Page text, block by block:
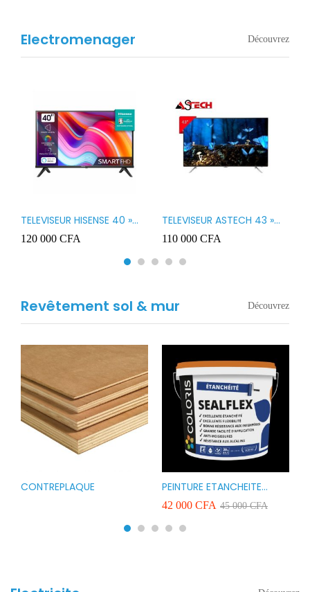
Electromenager Découvrez
TELEVISEUR HISENSE 40 »
LED SMART VIDAA 40A4K
120 000 CFA
TELEVISEUR ASTECH 43 »
LED 43OD15
110 000 CFA
Revêtement sol & mur Découvrez
CONTREPLAQUE
PEINTURE ETANCHEITE
COLORIS SEAFLEX 20KG
COULEUR ROUGE BLANC
VERT ET GRIS
42 000 CFA 45 000CFA